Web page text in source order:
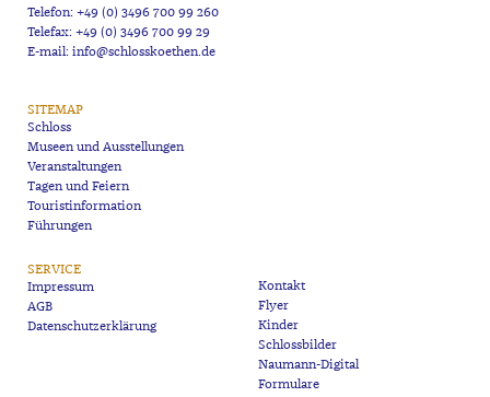
Telefon: +49 (0) 3496 700 99 260
Telefax: +49 (0) 3496 700 99 29
E-mail: info@schlosskoethen.de
SITEMAP
Schloss
Museen und Ausstellungen
Veranstaltungen
Tagen und Feiern
Touristinformation
Führungen
SERVICE
Impressum
AGB
Datenschutzerklärung
Kontakt
Flyer
Kinder
Schlossbilder
Naumann-Digital
Formulare